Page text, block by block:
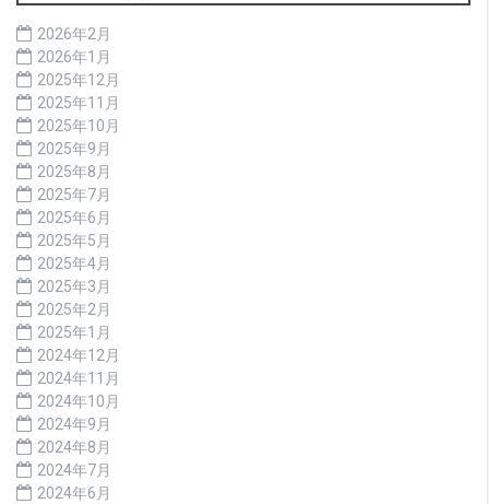
2026年2月
2026年1月
2025年12月
2025年11月
2025年10月
2025年9月
2025年8月
2025年7月
2025年6月
2025年5月
2025年4月
2025年3月
2025年2月
2025年1月
2024年12月
2024年11月
2024年10月
2024年9月
2024年8月
2024年7月
2024年6月